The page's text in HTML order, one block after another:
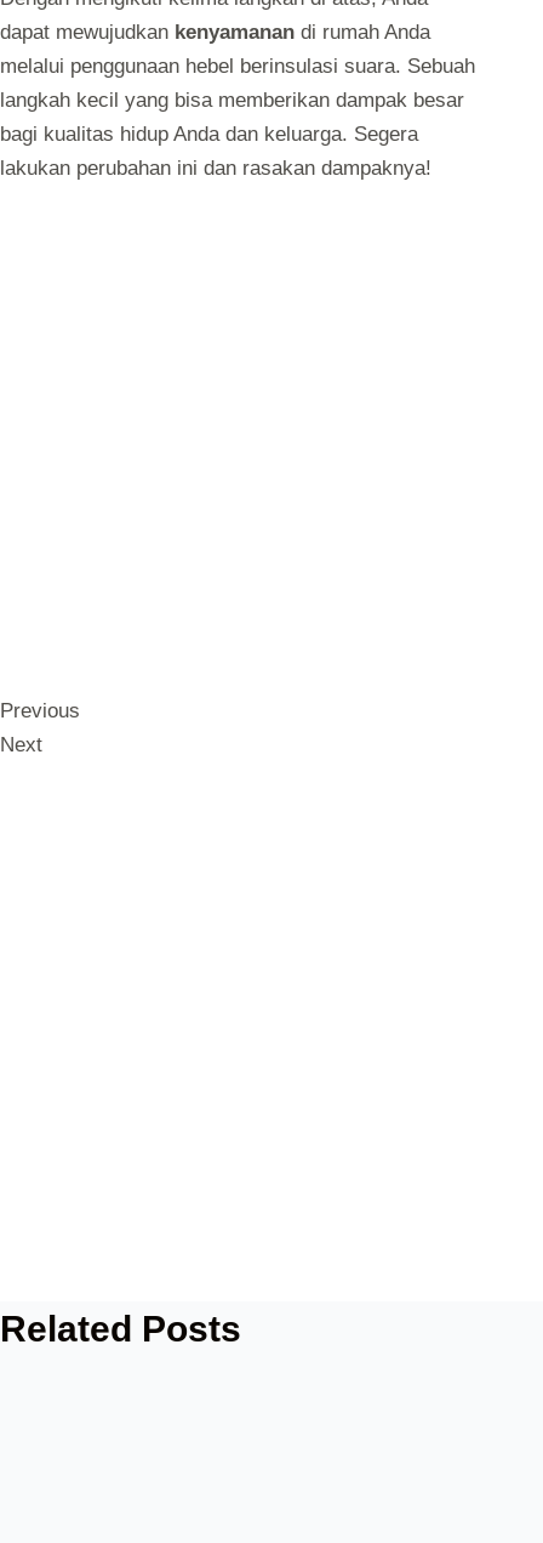
dapat mewujudkan kenyamanan di rumah Anda
melalui penggunaan hebel berinsulasi suara. Sebuah
langkah kecil yang bisa memberikan dampak besar
bagi kualitas hidup Anda dan keluarga. Segera
lakukan perubahan ini dan rasakan dampaknya!
Previous
Next
Related Posts